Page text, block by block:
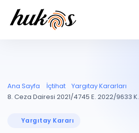
Entegrasyonu
UYAP ile otomatik
UYAP Evrak
Entegrasyonu
Blog
Ana Sayfa İçtihat
Yargıtay Kararları
8. Ceza Dairesi 2021/4745 E. 2022/9633 K.
Yargıtay Kararı